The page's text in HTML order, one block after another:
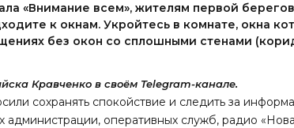
«Внимание всем», жителям первой
к окнам. Укройтесь в комнате, окна
без окон со сплошными стенами
Кравченко в своём Telegram-канале.
сохранять спокойствие и следить за
администрации, оперативных служб, радио